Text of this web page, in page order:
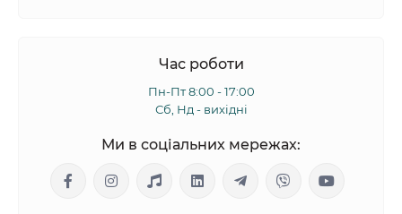
Час роботи
Пн-Пт 8:00 - 17:00
Сб, Нд - вихідні
Ми в соціальних мережах: